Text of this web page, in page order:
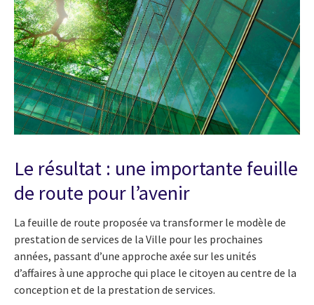
Le résultat : une importante feuille
de route pour l’avenir
La feuille de route proposée va transformer le modèle de
prestation de services de la Ville pour les prochaines
années, passant d’une approche axée sur les unités
d’affaires à une approche qui place le citoyen au centre de la
conception et de la prestation de services.